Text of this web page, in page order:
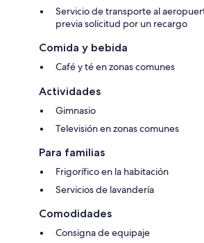
Servicio de transporte al
previa solicitud por un recargo
Comida y bebida
Café y té en zonas comunes
Actividades
Gimnasio
Televisión en zonas comunes
Para familias
Frigorífico en la habitación
Servicios de lavandería
Comodidades
Consigna de equipaje